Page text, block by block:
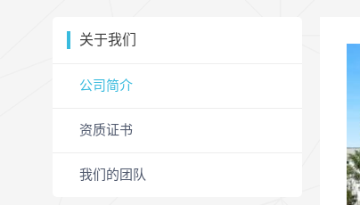
关于我们
公司简介
资质证书
我们的团队